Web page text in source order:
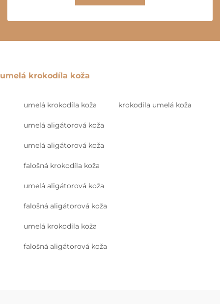
umelá krokodíla koža
umelá krokodíla koža krokodíla umelá koža
umelá aligátorová koža
umelá aligátorová koža
falošná krokodíla koža
umelá aligátorová koža
falošná aligátorová koža
umelá krokodíla koža
falošná aligátorová koža